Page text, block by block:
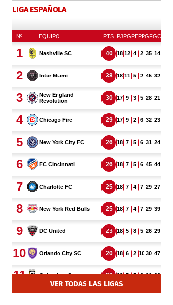
LIGA ESPAÑOLA
VER TODAS LAS LIGAS